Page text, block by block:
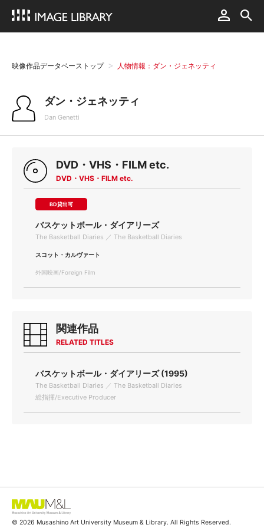
映像作品データベーストップ 人物情報：ダン・ジェネッティ
ダン・ジェネッティ
Dan Genetti
DVD・VHS・FILM etc.
DVD・VHS・FILM etc.
BD貸出可
バスケットボール・ダイアリーズ
The Basketball Diaries ／ The Basketball Diaries
スコット・カルヴァート
外国映画/Foreign Film
関連作品
RELATED TITLES
バスケットボール・ダイアリーズ (1995)
The Basketball Diaries ／ The Basketball Diaries
総指揮/Executive Producer
© 2026 Musashino Art University Museum & Library. All Rights Reserved.